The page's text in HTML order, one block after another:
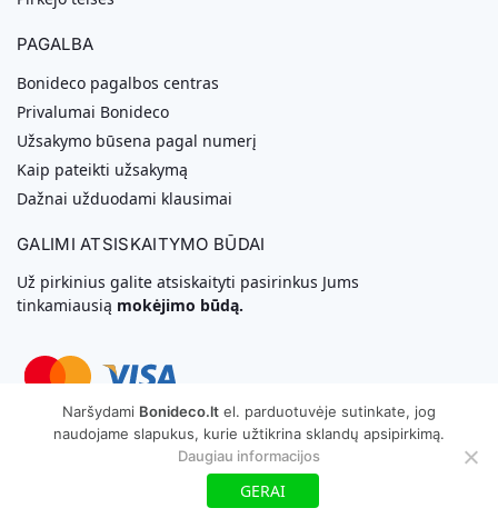
PAGALBA
Bonideco pagalbos centras
Privalumai Bonideco
Užsakymo būsena pagal numerį
Kaip pateikti užsakymą
Dažnai užduodami klausimai
GALIMI ATSISKAITYMO BŪDAI
Už pirkinius galite atsiskaityti pasirinkus Jums
tinkamiausią mokėjimo būdą.
Svetainių Kūrimas
Copyright © 2026 MB „Bonideco“. Visos teisės saugomos
Naršydami Bonideco.lt el. parduotuvėje sutinkate, jog
naudojame slapukus, kurie užtikrina sklandų apsipirkimą.
Daugiau informacijos
GERAI